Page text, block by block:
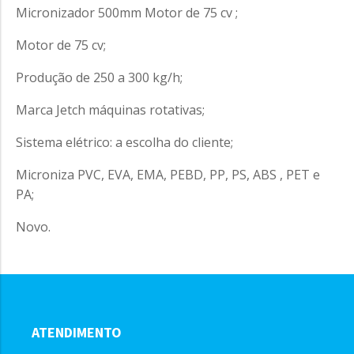
Micronizador 500mm Motor de 75 cv ;
Motor de 75 cv;
Produção de 250 a 300 kg/h;
Marca Jetch máquinas rotativas;
Sistema elétrico: a escolha do cliente;
Microniza PVC, EVA, EMA, PEBD, PP, PS, ABS , PET e
PA;
Novo.
ATENDIMENTO